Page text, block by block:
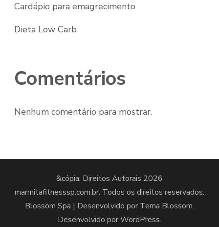
Cardápio para emagrecimento
Dieta Low Carb
Comentários
Nenhum comentário para mostrar.
&cópia; Direitos Autorais 2026
marmitafitnesssp.com.br. Todos os direitos reservados.
Blossom Spa | Desenvolvido por Tema Blossom.
Desenvolvido porWordPress.